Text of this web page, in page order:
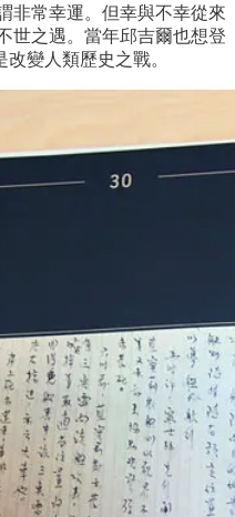
非常幸運。但幸與不幸從來
世之遇。當年邱吉爾也想登
變人類歷史之戰。